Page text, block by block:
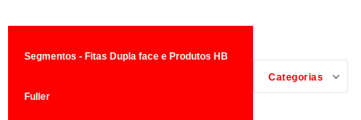
Segmentos - Fitas Dupla face e Produtos HB
Fuller
Categorias